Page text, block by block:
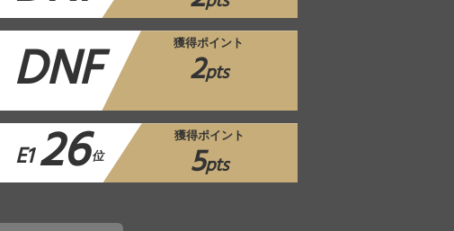
DNF 獲得ポイント
2pts
E126位
獲得ポイント
5pts